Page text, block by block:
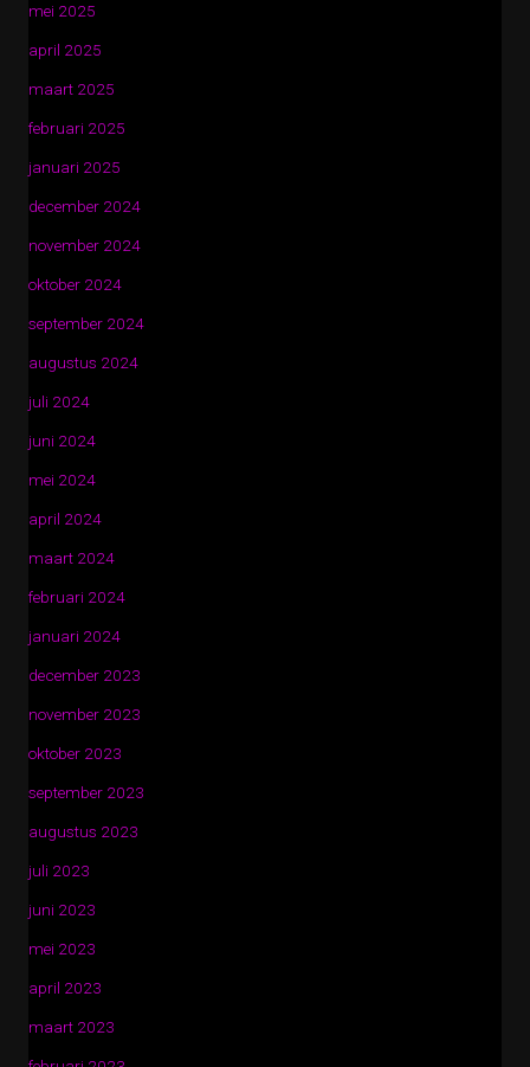
mei 2025
april 2025
maart 2025
februari 2025
januari 2025
december 2024
november 2024
oktober 2024
september 2024
augustus 2024
juli 2024
juni 2024
mei 2024
april 2024
maart 2024
februari 2024
januari 2024
december 2023
november 2023
oktober 2023
september 2023
augustus 2023
juli 2023
juni 2023
mei 2023
april 2023
maart 2023